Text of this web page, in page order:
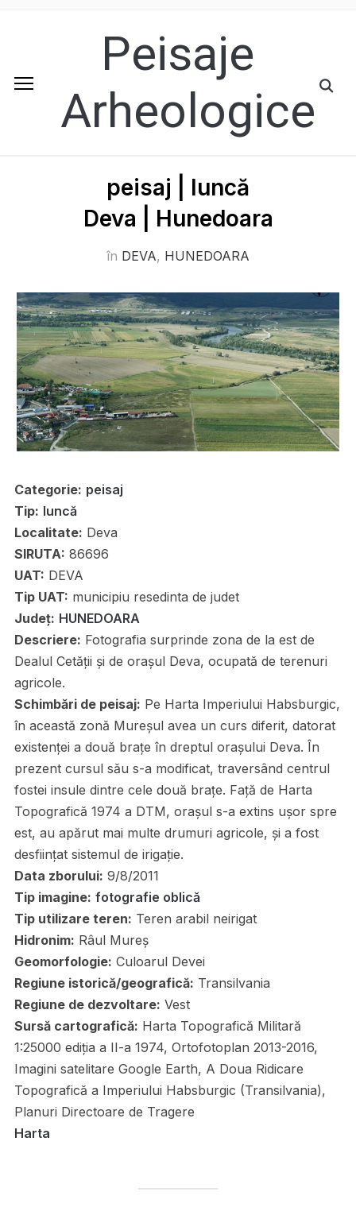
Peisaje
Arheologice
peisaj | luncă
Deva | Hunedoara
în DEVA, HUNEDOARA
Categorie: peisaj
Tip: luncă
Localitate: Deva
SIRUTA: 86696
UAT: DEVA
Tip UAT: municipiu resedinta de judet
Județ: HUNEDOARA
Descriere: Fotografia surprinde zona de la est de
Dealul Cetății și de orașul Deva, ocupată de terenuri
agricole.
Schimbări de peisaj: Pe Harta Imperiului Habsburgic,
în această zonă Mureșul avea un curs diferit, datorat
existenței a două brațe în dreptul orașului Deva. În
prezent cursul său s-a modificat, traversând centrul
fostei insule dintre cele două brațe. Față de Harta
Topografică 1974 a DTM, orașul s-a extins ușor spre
est, au apărut mai multe drumuri agricole, și a fost
desființat sistemul de irigație.
Data zborului: 9/8/2011
Tip imagine: fotografie oblică
Tip utilizare teren: Teren arabil neirigat
Hidronim: Râul Mureș
Geomorfologie: Culoarul Devei
Regiune istorică/geografică: Transilvania
Regiune de dezvoltare: Vest
Sursă cartografică: Harta Topografică Militară
1:25000 ediția a II-a 1974, Ortofotoplan 2013-2016,
Imagini satelitare Google Earth, A Doua Ridicare
Topografică a Imperiului Habsburgic (Transilvania),
Planuri Directoare de Tragere
Harta